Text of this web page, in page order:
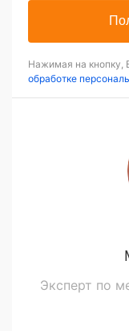
Нажимая на кнопку,
обработке
Эксперт по